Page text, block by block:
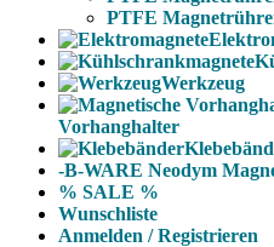
PTFE
Werkzeug
Vorhanghalter
-B-WARE Neodym
% SALE %
Wunschliste
Anmelden / Registrieren